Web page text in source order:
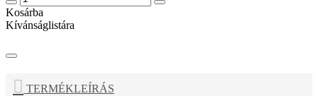
Kosárba
Kívánságlistára
TERMÉKLEÍRÁS